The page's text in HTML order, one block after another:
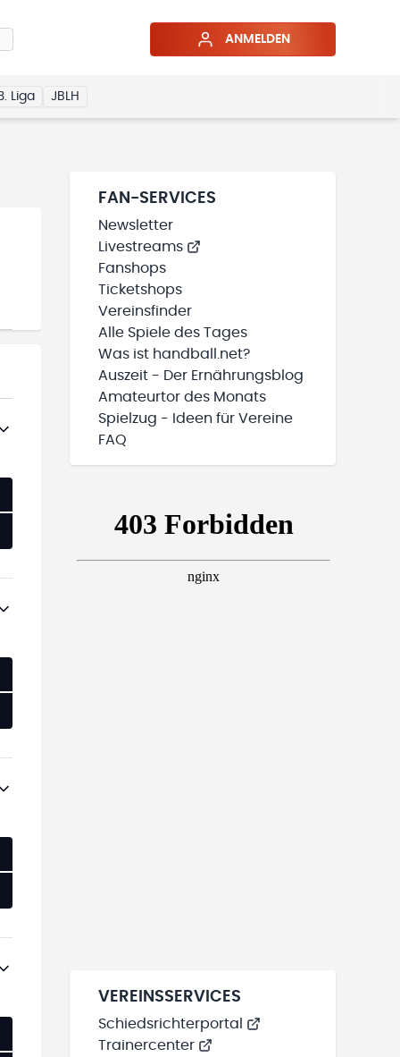
ANMELDEN
Liga JBLH
FAN-SERVICES
Newsletter
Livestreams
Fanshops
Ticketshops
Vereinsfinder
Alle Spiele des Tages
Was ist handball.net?
Auszeit - Der Ernährungsblog
Amateurtor des Monats
Spielzug - Ideen für Vereine
FAQ
VEREINSSERVICES
Schiedsrichterportal
Trainercenter